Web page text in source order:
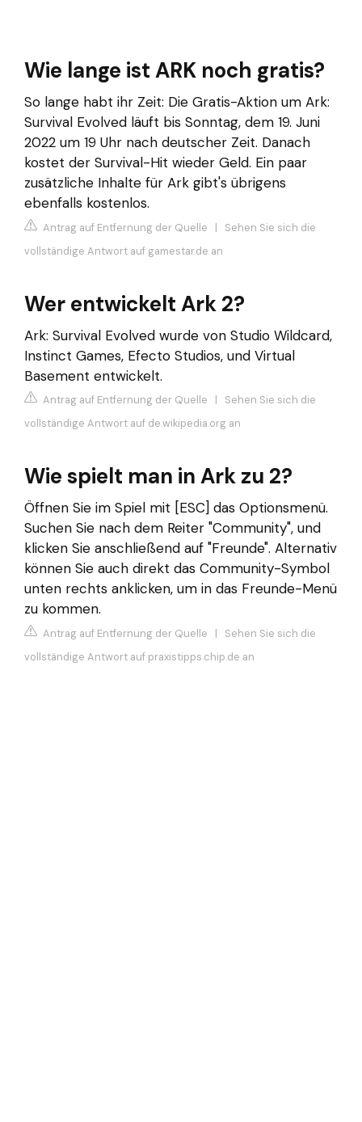
Wie lange ist ARK noch gratis?
So lange habt ihr Zeit: Die Gratis-Aktion um Ark:
Survival Evolved läuft bis Sonntag, dem 19. Juni
2022 um 19 Uhr nach deutscher Zeit. Danach
kostet der Survival-Hit wieder Geld. Ein paar
zusätzliche Inhalte für Ark gibt's übrigens
ebenfalls kostenlos.
Antrag auf Entfernung der Quelle | Sehen Sie sich die
vollständige Antwort auf gamestar.de an
Wer entwickelt Ark 2?
Ark: Survival Evolved wurde von Studio Wildcard,
Instinct Games, Efecto Studios, und Virtual
Basement entwickelt.
Antrag auf Entfernung der Quelle | Sehen Sie sich die
vollständige Antwort auf de.wikipedia.org an
Wie spielt man in Ark zu 2?
Öffnen Sie im Spiel mit [ESC] das Optionsmenü.
Suchen Sie nach dem Reiter "Community", und
klicken Sie anschließend auf "Freunde". Alternativ
können Sie auch direkt das Community-Symbol
unten rechts anklicken, um in das Freunde-Menü
zu kommen.
Antrag auf Entfernung der Quelle | Sehen Sie sich die
vollständige Antwort auf praxistipps.chip.de an